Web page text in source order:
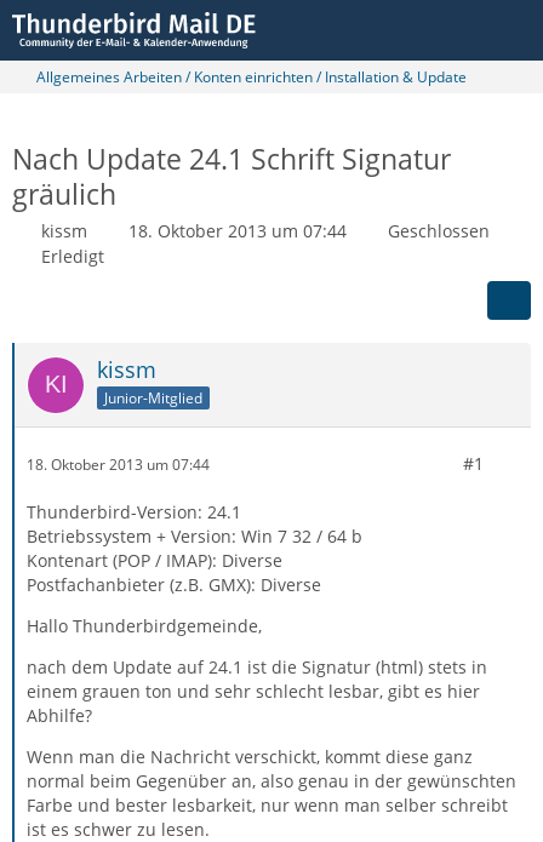
Allgemeines Arbeiten / Konten einrichten / Installation & Update
Nach Update 24.1 Schrift Signatur
gräulich
kissm 18. Oktober 2013 um 07:44
Geschlossen
Erledigt
kissm
Junior-Mitglied
18. Oktober 2013 um 07:44 #1
Thunderbird-Version: 24.1
Betriebssystem + Version: Win 7 32 / 64 b
Kontenart (POP / IMAP): Diverse
Postfachanbieter (z.B. GMX): Diverse
Hallo Thunderbirdgemeinde,
nach dem Update auf 24.1 ist die Signatur (html) stets in
einem grauen ton und sehr schlecht lesbar, gibt es hier
Abhilfe?
Wenn man die Nachricht verschickt, kommt diese ganz
normal beim Gegenüber an, also genau in der gewünschten
Farbe und bester lesbarkeit, nur wenn man selber schreibt
ist es schwer zu lesen.